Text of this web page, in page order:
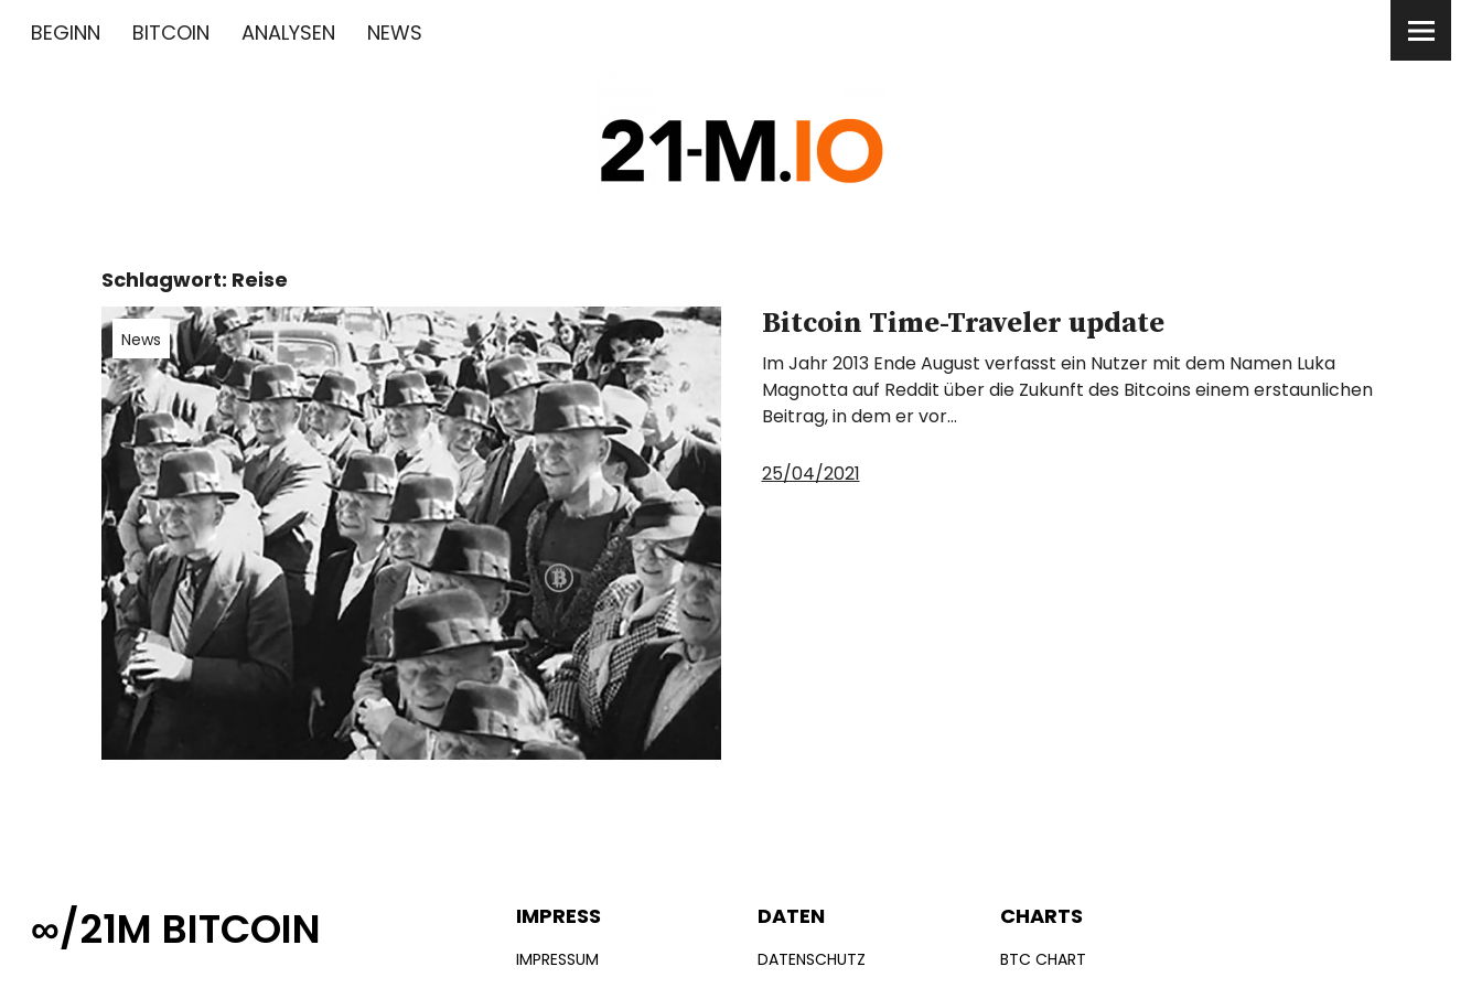
BEGINN BITCOIN ANALYSEN NEWS
∞/21M BITCOIN
Schlagwort: Reise
News Bitcoin Time-Traveler update
Im Jahr 2013 Ende August verfasst ein Nutzer mit dem Namen Luka
Magnotta auf Reddit über die Zukunft des Bitcoins einem erstaunlichen
Beitrag, in dem er vor…
25/04/2021
∞/21M BITCOIN IMPRESS
IMPRESSUM
DATEN
DATENSCHUTZ
CHARTS
BTC CHART